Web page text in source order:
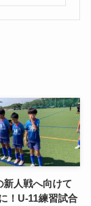
新人戦へ向けて
！U-11練習試合